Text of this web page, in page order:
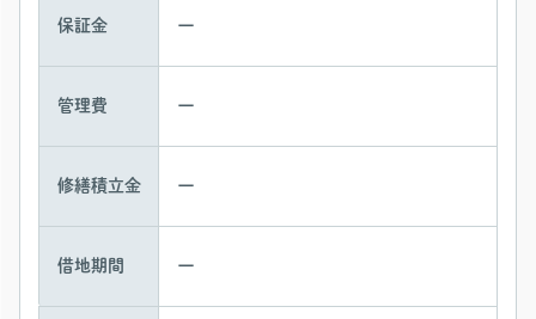
保証金 ー
管理費 ー
修繕積立金 ー
借地期間 ー